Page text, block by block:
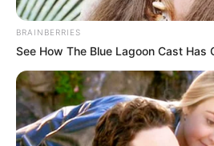
BRAINBERRIES
See How The Blue Lagoon Cast Has